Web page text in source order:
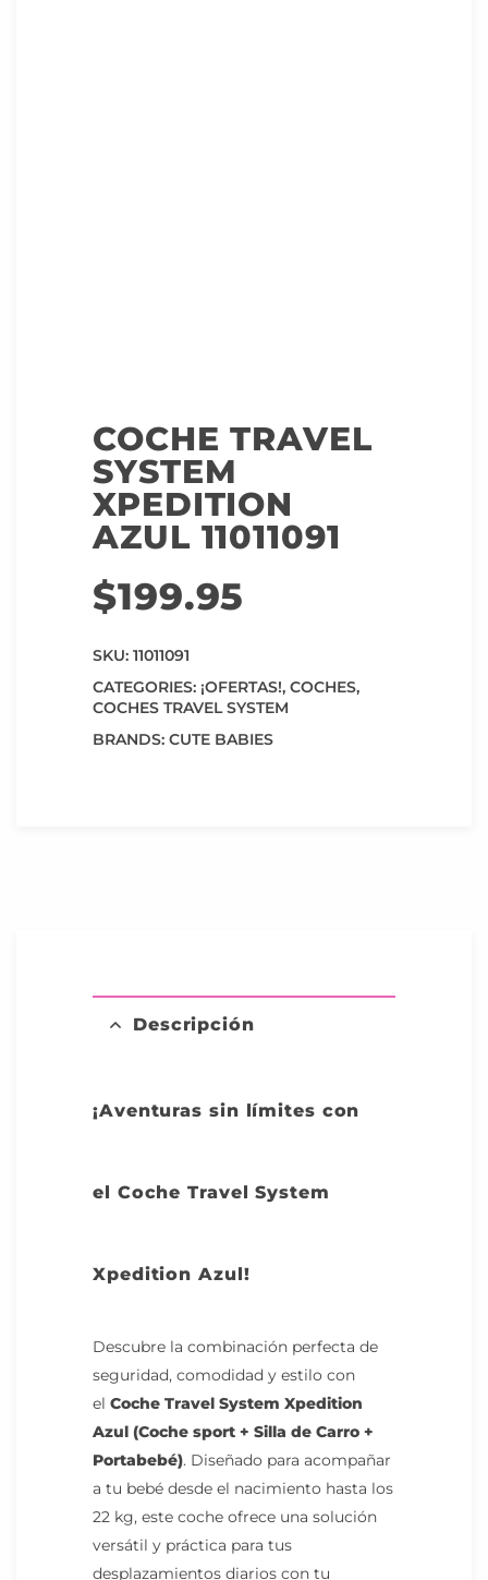
COCHE TRAVEL
SYSTEM
XPEDITION
AZUL 11011091
$199.95
SKU: 11011091
CATEGORIES: ¡OFERTAS!, COCHES,
COCHES TRAVEL SYSTEM
BRANDS: CUTE BABIES
Descripción
¡Aventuras sin límites con
el Coche Travel System
Xpedition Azul!
Descubre la combinación perfecta de
seguridad, comodidad y estilo con
el Coche Travel System Xpedition
Azul (Coche sport + Silla de Carro +
Portabebé). Diseñado para acompañar
a tu bebé desde el nacimiento hasta los
22 kg, este coche ofrece una solución
versátil y práctica para tus
desplazamientos diarios con tu